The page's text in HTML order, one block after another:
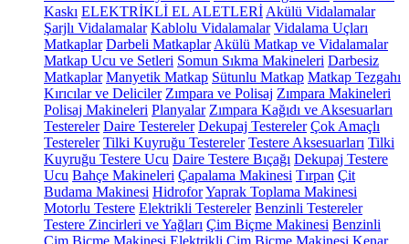
Kaskı ELEKTRİKLİ EL ALETLERİ Akülü Vidalamalar
Şarjlı Vidalamalar Kablolu Vidalamalar Vidalama Uçları
Matkaplar Darbeli Matkaplar Akülü Matkap ve Vidalamalar
Matkap Ucu ve Setleri Somun Sıkma Makineleri Darbesiz
Matkaplar Manyetik Matkap Sütunlu Matkap Matkap Tezgahı
Kırıcılar ve Deliciler Zımpara ve Polisaj Zımpara Makineleri
Polisaj Makineleri Planyalar Zımpara Kağıdı ve Aksesuarları
Testereler Daire Testereler Dekupaj Testereler Çok Amaçlı
Testereler Tilki Kuyruğu Testereler Testere Aksesuarları Tilki
Kuyruğu Testere Ucu Daire Testere Bıçağı Dekupaj Testere
Ucu Bahçe Makineleri Çapalama Makinesi Tırpan Çit
Budama Makinesi HidroforYaprak Toplama Makinesi
Motorlu Testere Elektrikli Testereler Benzinli Testereler
Testere Zincirleri ve Yağları Çim Biçme Makinesi Benzinli
Çim Biçme Makinesi Elektrikli Çim Biçme Makinesi Kenar